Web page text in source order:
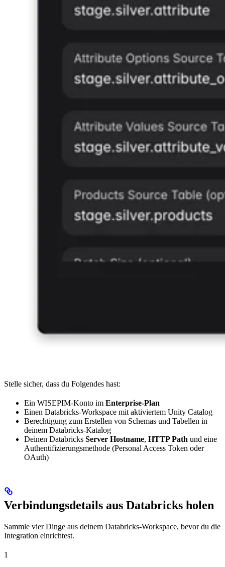
Stelle sicher, dass du Folgendes hast:
Ein WISEPIM-Konto im Enterprise-Plan
Einen Databricks-Workspace mit aktiviertem Unity Catalog
Berechtigung zum Erstellen von Schemas und Tabellen in
deinem Databricks-Katalog
Deinen Databricks Server Hostname, HTTP Path und eine
Authentifizierungsmethode (Personal Access Token oder
OAuth)
Verbindungsdetails aus Databricks holen
Sammle vier Dinge aus deinem Databricks-Workspace, bevor du die
Integration einrichtest.
1